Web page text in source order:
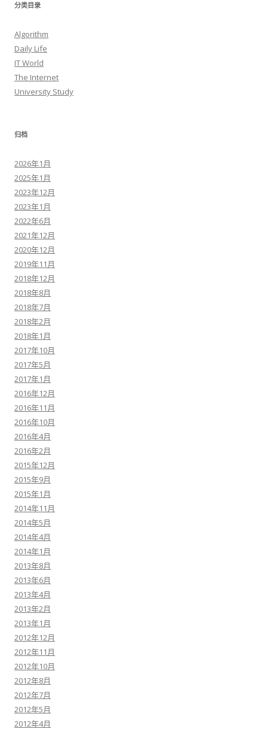
分类目录
Algorithm
Daily Life
IT World
The Internet
University Study
归档
2026年1月
2025年1月
2023年12月
2023年1月
2022年6月
2021年12月
2020年12月
2019年11月
2018年12月
2018年8月
2018年7月
2018年2月
2018年1月
2017年10月
2017年5月
2017年1月
2016年12月
2016年11月
2016年10月
2016年4月
2016年2月
2015年12月
2015年9月
2015年1月
2014年11月
2014年5月
2014年4月
2014年1月
2013年8月
2013年6月
2013年4月
2013年2月
2013年1月
2012年12月
2012年11月
2012年10月
2012年8月
2012年7月
2012年5月
2012年4月